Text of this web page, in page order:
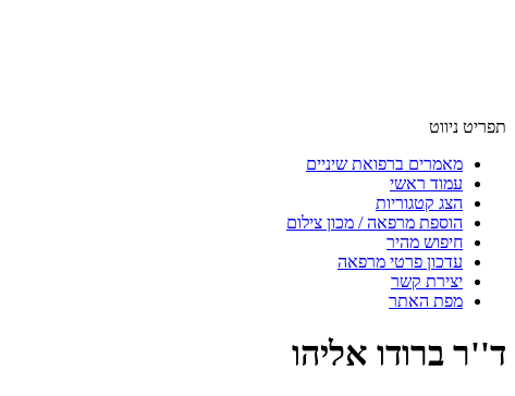
תפריט ניווט
מאמרים ברפואת שיניים
עמוד ראשי
הצג קטגוריות
הוספת מרפאה / מכון צילום
חיפוש מהיר
עדכון פרטי מרפאה
יצירת קשר
מפת האתר
ד''ר ברודו אליהו